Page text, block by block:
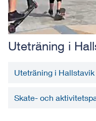
Uteträning i
Uteträning i Hallstavik
Skate- och